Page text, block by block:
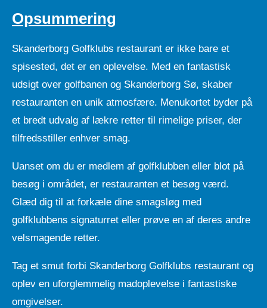
Opsummering
Skanderborg Golfklubs restaurant er ikke bare et
spisested, det er en oplevelse. Med en fantastisk
udsigt over golfbanen og Skanderborg Sø, skaber
restauranten en unik atmosfære. Menukortet byder på
et bredt udvalg af lækre retter til rimelige priser, der
tilfredsstiller enhver smag.
Uanset om du er medlem af golfklubben eller blot på
besøg i området, er restauranten et besøg værd.
Glæd dig til at forkæle dine smagsløg med
golfklubbens signaturret eller prøve en af deres andre
velsmagende retter.
Tag et smut forbi Skanderborg Golfklubs restaurant og
oplev en uforglemmelig madoplevelse i fantastiske
omgivelser.